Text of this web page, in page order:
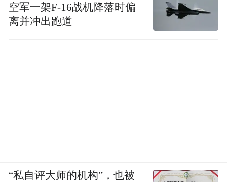
空军一架F-16战机降落时偏
离并冲出跑道
“私自评大师的机构”，也被